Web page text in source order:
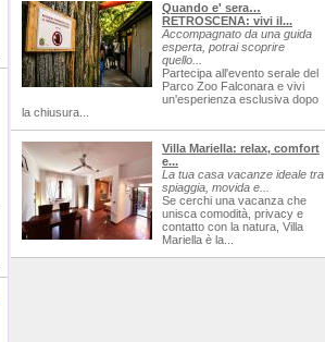
Quando e' sera…
RETROSCENA: vivi il...
Accompagnato da una guida
esperta, potrai scoprire
quello...
Partecipa all'evento serale del
Parco Zoo Falconara e vivi
un'esperienza esclusiva dopo
la chiusura...
Villa Mariella: relax, comfort
e...
La tua casa vacanze ideale tra
spiaggia, movida e...
Se cerchi una vacanza che
unisca comodità, privacy e
contatto con la natura, Villa
Mariella è la...